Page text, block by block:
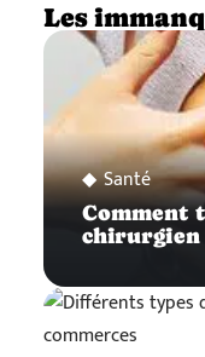
Les
Santé
Comment
chirurgien